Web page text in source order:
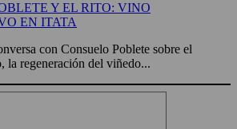
Y EL RITO: VINO
EN ITATA
con Consuelo Poblete sobre el
la regeneración del viñedo...